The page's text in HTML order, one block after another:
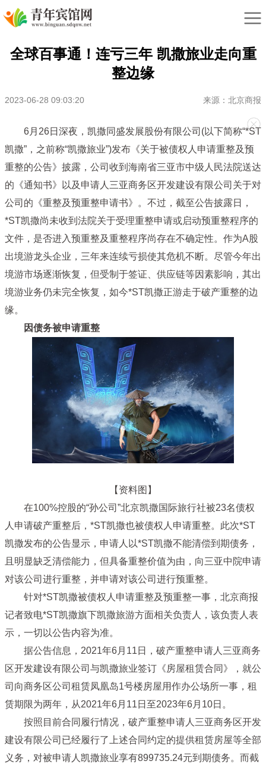
全球百事通！连亏三年 凯撒旅业走向重
整边缘
2023-06-28 09:03:20 来源：北京商报
6月26日深夜，凯撒同盛发展股份有限公司(以下简称“*ST
凯撒”，之前称“凯撒旅业”)发布《关于被债权人申请重整及预
重整的公告》披露，公司收到海南省三亚市中级人民法院送达
的《通知书》以及申请人三亚商务区开发建设有限公司关于对
公司的《重整及预重整申请书》。不过，截至公告披露日，
*ST凯撒尚未收到法院关于受理重整申请或启动预重整程序的
文件，是否进入预重整及重整程序尚存在不确定性。作为A股
出境游龙头企业，三年来连续亏损使其危机不断。尽管今年出
境游市场逐渐恢复，但受制于签证、供应链等因素影响，其出
境游业务仍未完全恢复，如今*ST凯撒正游走于破产重整的边
缘。
因债务被申请重整
【资料图】
在100%控股的“孙公司”北京凯撒国际旅行社被23名债权
人申请破产重整后，*ST凯撒也被债权人申请重整。此次*ST
凯撒发布的公告显示，申请人以*ST凯撒不能清偿到期债务，
且明显缺乏清偿能力，但具备重整价值为由，向三亚中院申请
对该公司进行重整，并申请对该公司进行预重整。
针对*ST凯撒被债权人申请重整及预重整一事，北京商报
记者致电*ST凯撒旗下凯撒旅游方面相关负责人，该负责人表
示，一切以公告内容为准。
据公告信息，2021年6月11日，破产重整申请人三亚商务
区开发建设有限公司与凯撒旅业签订《房屋租赁合同》，就公
司向商务区公司租赁凤凰岛1号楼房屋用作办公场所一事，租
赁期限为两年，从2021年6月11日至2023年6月10日。
按照目前合同履行情况，破产重整申请人三亚商务区开发
建设有限公司已经履行了上述合同约定的提供租赁房屋等全部
义务，对被申请人凯撒旅业享有899735.24元到期债务。而截